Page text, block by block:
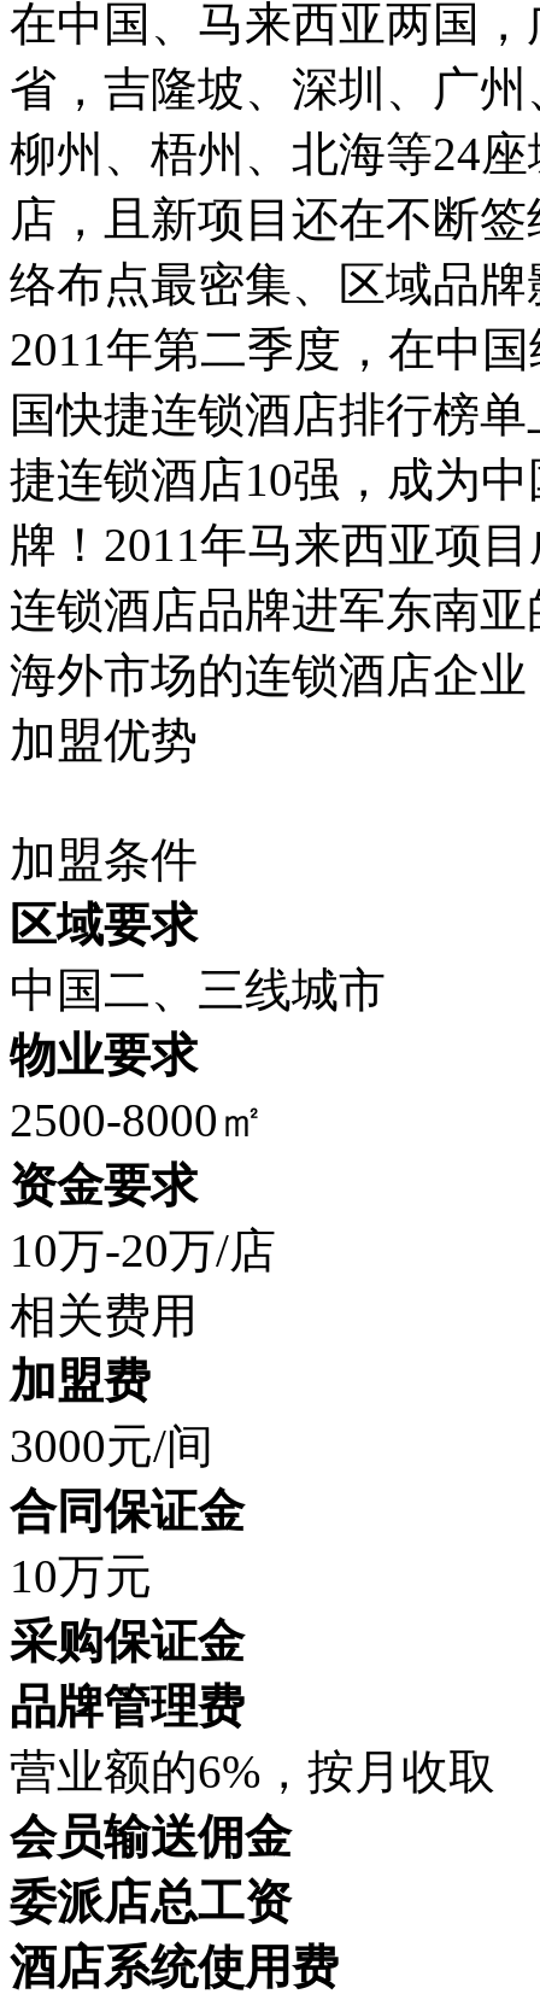
在中国、马来西亚两国
省，吉隆坡、深圳、广
柳州、梧州、北海等24
店，且新项目还在不断
络布点最密集、区域品
2011年第二季度，在中
国快捷连锁酒店排行榜
捷连锁酒店10强，成为
牌！2011年马来西亚项
连锁酒店品牌进军东南
海外市场的连锁酒店企
加盟优势
加盟条件
区域要求
中国二、三线城市
物业要求
2500-8000㎡
资金要求
10万-20万/店
相关费用
加盟费
3000元/间
合同保证金
10万元
采购保证金
品牌管理费
营业额的6%，按月收取
会员输送佣金
委派店总工资
酒店系统使用费